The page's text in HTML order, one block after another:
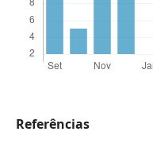
Referências